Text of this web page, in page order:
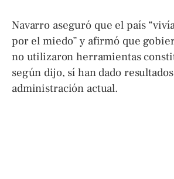
Navarro aseguró que el país
por el miedo” y afirmó que
no utilizaron herramientas
según dijo, sí han dado
administración actual.